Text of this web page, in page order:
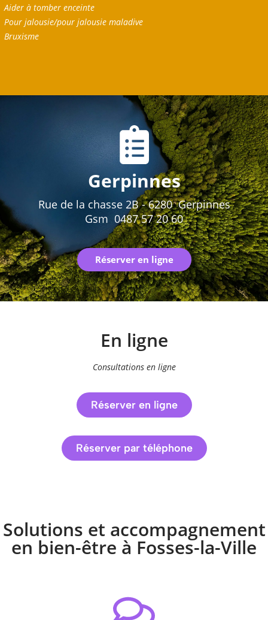
Aider à tomber enceinte
Pour jalousie/pour jalousie maladive
Bruxisme
Gerpinnes
Rue de la chasse 2B - 6280 Gerpinnes
Gsm 0487 57 20 60
Réserver en ligne
En ligne
Consultations en ligne
Réserver en ligne
Réserver par téléphone
Solutions et accompagnement
en bien-être à Fosses-la-Ville